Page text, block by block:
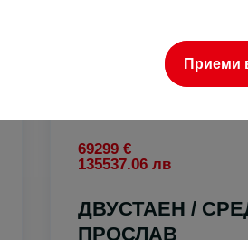
69299 €
135537.06 лв
ДВУСТАЕН /
ПРОСЛАВ
Приеми